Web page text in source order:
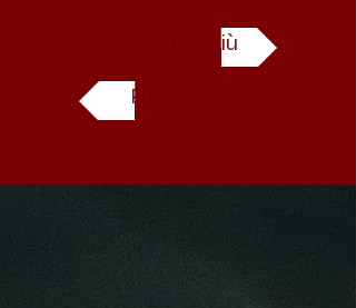
Scopri di Più
Preordina